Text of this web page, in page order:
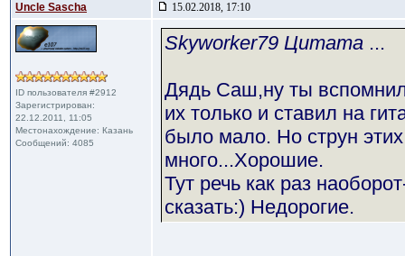
Uncle Sascha 15.02.2018, 17:10
ID пользователя #2912
Зарегистрирован:
22.12.2011, 11:05
Местонахождение: Казань
Сообщений: 4085
Skyworker79 Цитата ...
Дядь Саш,ну ты
их только и ставил на
было мало. Но струн
много...Хорошие.
Тут речь как раз
сказать:) Недорогие.